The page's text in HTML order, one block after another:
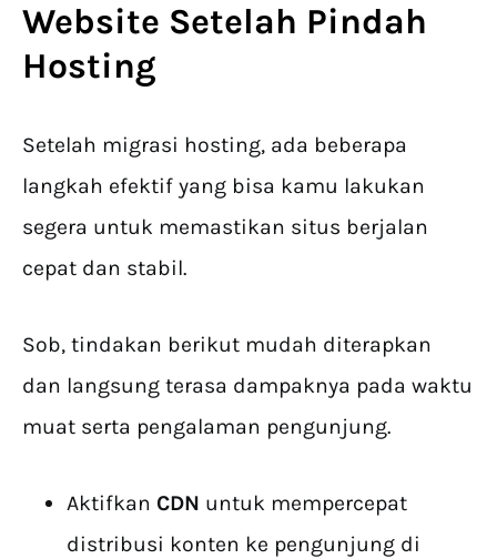
Website Setelah Pindah
Hosting
Setelah migrasi hosting, ada beberapa
langkah efektif yang bisa kamu lakukan
segera untuk memastikan situs berjalan
cepat dan stabil.
Sob, tindakan berikut mudah diterapkan
dan langsung terasa dampaknya pada waktu
muat serta pengalaman pengunjung.
Aktifkan CDN untuk mempercepat
distribusi konten ke pengunjung di